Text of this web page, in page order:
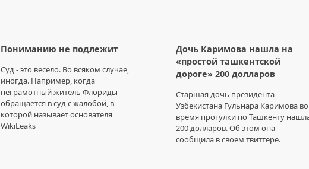
Пониманию не подлежит
Суд - это весело. Во всяком случае,
иногда. Например, когда
неграмотный житель Флориды
обращается в суд с жалобой, в
которой называет основателя
WikiLeaks
Дочь Каримова нашла на
«простой ташкентской
дороге» 200 долларов
Старшая дочь президента
Узбекистана Гульнара Каримова во
время прогулки по Ташкенту
200 долларов. Об этом она
сообщила в своем твиттере.